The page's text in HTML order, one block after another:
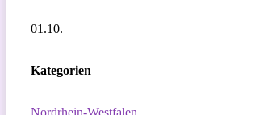
01.10.
Kategorien
Nordrhein-Westfalen